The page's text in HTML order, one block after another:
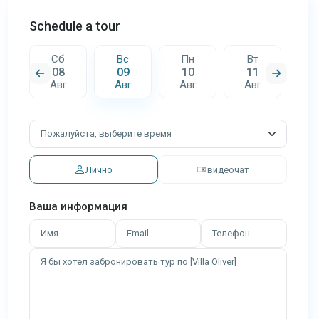
Schedule a tour
Сб
08
Авг
Вс
09
Авг
Пн
10
Авг
Вт
11
Авг
Лично видеочат
Ваша информация